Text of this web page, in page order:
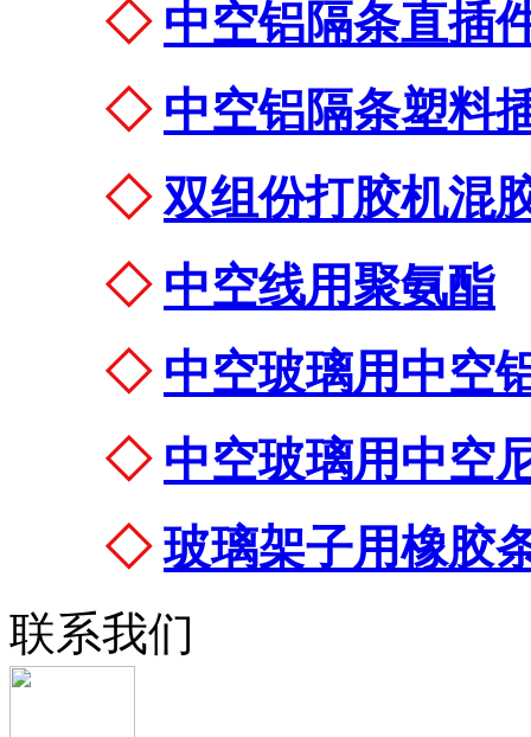
◇ 中空铝隔条直插
◇ 中空铝隔条塑料
◇ 双组份打胶机混
◇ 中空线用聚氨酯
◇ 中空玻璃用中空
◇ 中空玻璃用中空
◇ 玻璃架子用橡胶
联系我们